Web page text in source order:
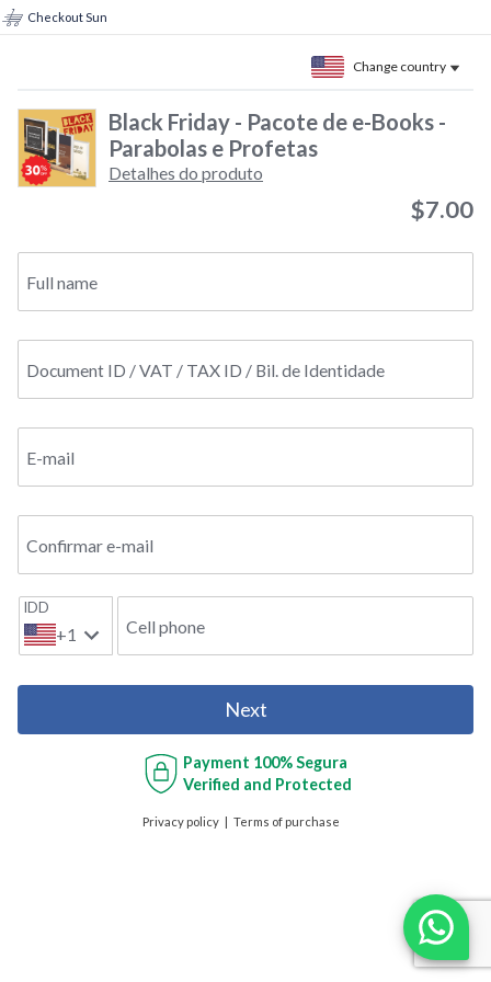
Checkout Sun
Change country
Black Friday - Pacote de e-Books -
Parabolas e Profetas
Detalhes do produto
$7.00
Full name
Document ID / VAT / TAX ID / Bil. de Identidade
E-mail
Confirmar e-mail
IDD
+1 Cell phone
Next
Payment 100% Segura
Verified and Protected
Privacy policy Terms of purchase